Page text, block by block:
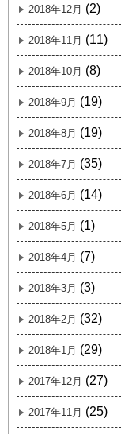
2018年12月 (2)
2018年11月 (11)
2018年10月 (8)
2018年9月 (19)
2018年8月 (19)
2018年7月 (35)
2018年6月 (14)
2018年5月 (1)
2018年4月 (7)
2018年3月 (3)
2018年2月 (32)
2018年1月 (29)
2017年12月 (27)
2017年11月 (25)